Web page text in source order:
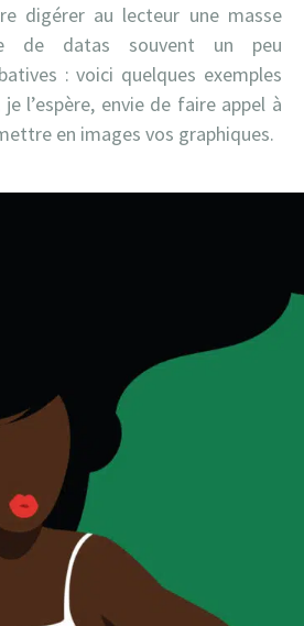
digérer au lecteur une masse
de datas souvent un peu
: voici quelques exemples
l’espère, envie de faire appel à
en images vos graphiques.